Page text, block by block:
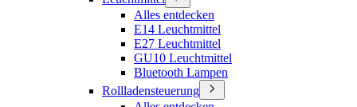
Alles entdecken
E14 Leuchtmittel
E27 Leuchtmittel
GU10 Leuchtmittel
Bluetooth Lampen
Rollladensteuerung